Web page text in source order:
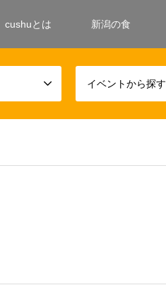
cushuとは 新潟の食
イベントから探す